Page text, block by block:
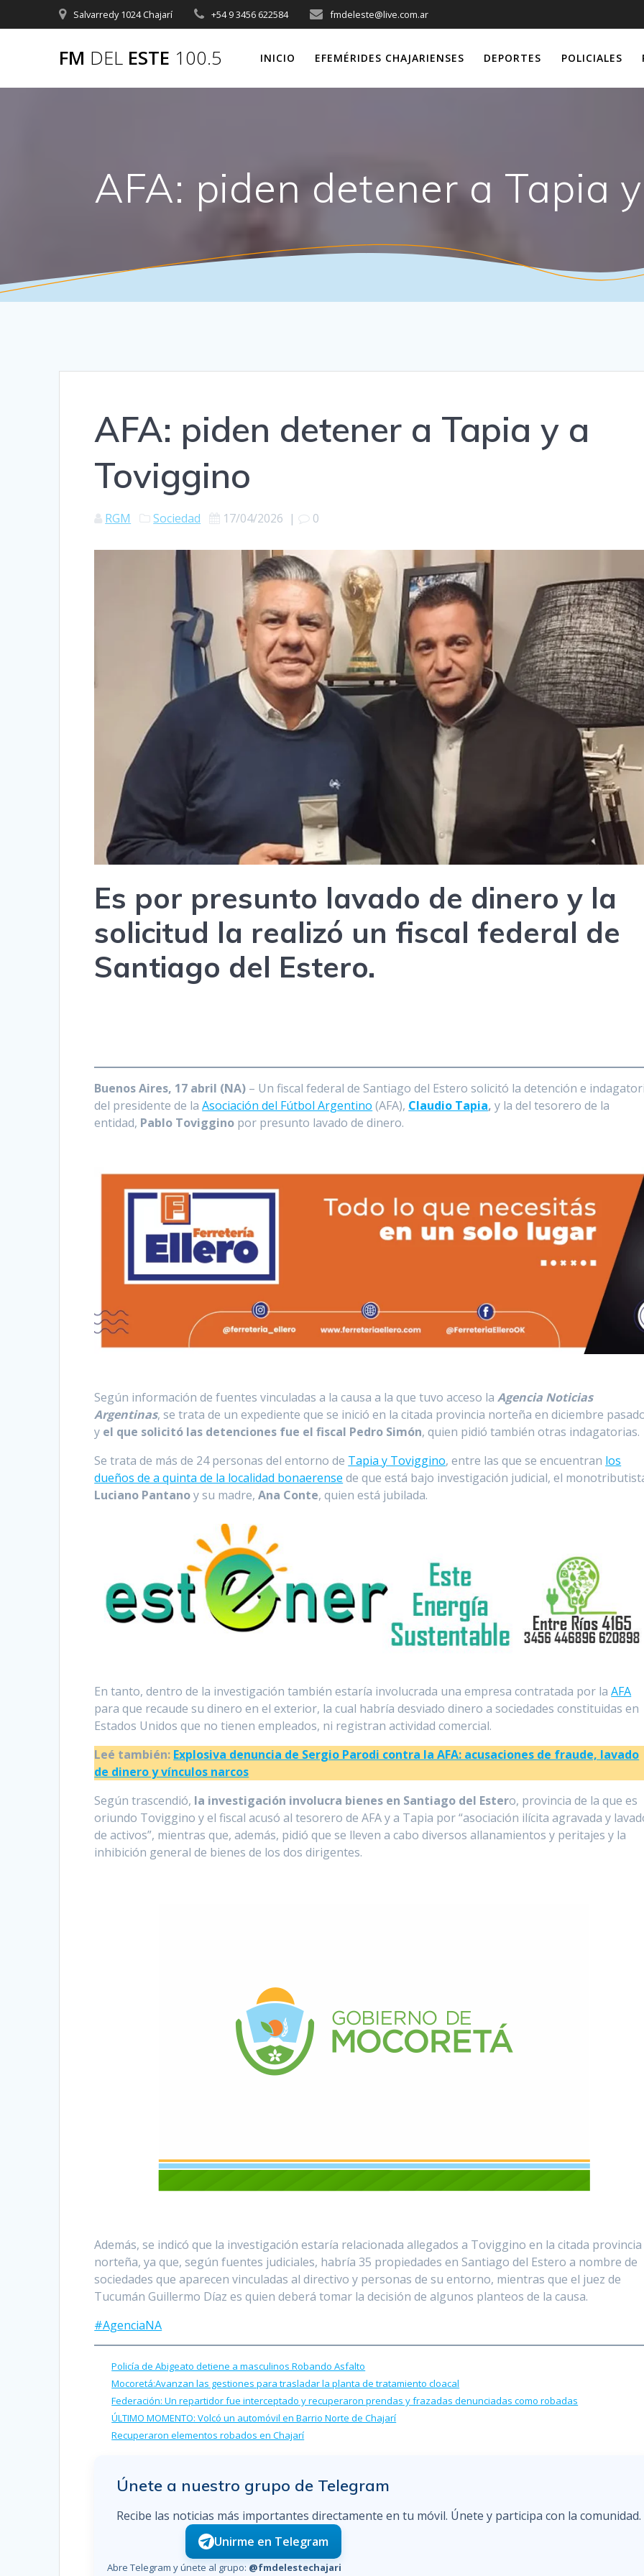
al
Salvarredy 1024 Chajarí +54 9 3456 622584 fmdeleste@live.com.ar
FM DEL ESTE 100.5 INICIO EFEMÉRIDES CHAJARIENSES DEPORTES POLICIALES
AFA: piden detener a Tapia
AFA: piden detener a Tapia y a
Toviggino
RGM Sociedad 17/04/2026 | 0
Es por presunto lavado de dinero y la
solicitud la realizó un fiscal federal de
Santiago del Estero.
Buenos Aires, 17 abril (NA) – Un fiscal federal de Santiago del Estero solicitó la detención e
del presidente de laAsociación del Fútbol Argentino (AFA), Claudio Tapia,y la del tesorero de la
entidad, Pablo Toviggino por presunto lavado de dinero.
Según información de fuentes vinculadas a la causa a la que tuvo acceso laAgencia Noticias
Argentinas, se trata de un expediente que se inició en la citada provincia norteña en diciembre
y el que solicitó las detenciones fue el fiscal Pedro Simón, quien pidió también otras indagatorias.
Se trata de más de 24 personas del entorno de Tapia y Toviggino, entre las que se encuentran los
dueños de a quinta de la localidad bonaerense de que está bajo investigación judicial, el
Luciano Pantanoy su madre,Ana Conte, quien está jubilada.
En tanto, dentro de la investigación también estaría involucrada una empresa contratada por laAFA
para que recaude su dinero en el exterior, la cual habría desviado dinero a sociedades constituidas en
Estados Unidos que no tienen empleados, ni registran actividad comercial.
Leé también: Explosiva denuncia de Sergio Parodi contra la AFA: acusaciones de fraude, lavado
de dinero y vínculos narcos
Según trascendió, la investigación involucra bienes en Santiago del Estero, provincia de la que es
oriundo Toviggino y el fiscal acusó al tesorero de AFA y a Tapia por “asociación ilícita agravada y
de activos”, mientras que, además, pidió que se lleven a cabo diversos allanamientos y peritajes y la
inhibición general de bienes de los dos dirigentes.
Además, se indicó que la investigación estaría relacionada allegados a Toviggino en la citada provincia
norteña, ya que, según fuentes judiciales, habría 35 propiedades en Santiago del Estero a nombre de
sociedades que aparecen vinculadas al directivo y personas de su entorno, mientras que el juez de
Tucumán Guillermo Díaz es quien deberá tomar la decisión de algunos planteos de la causa.
#AgenciaNA
Policía de Abigeato detiene a masculinos Robando Asfalto
Mocoretá:Avanzan las gestiones para trasladar la planta de tratamiento cloacal
Federación: Un repartidor fue interceptado y recuperaron prendas y frazadas denunciadas como robadas
ÚLTIMO MOMENTO: Volcó un automóvil en Barrio Norte de Chajarí
Recuperaron elementos robados en Chajarí
Únete a nuestro grupo de Telegram
Recibe las noticias más importantes directamente en tu móvil. Únete y participa con la comunidad.
Unirme en Telegram
Abre Telegram y únete al grupo: @fmdelestechajari